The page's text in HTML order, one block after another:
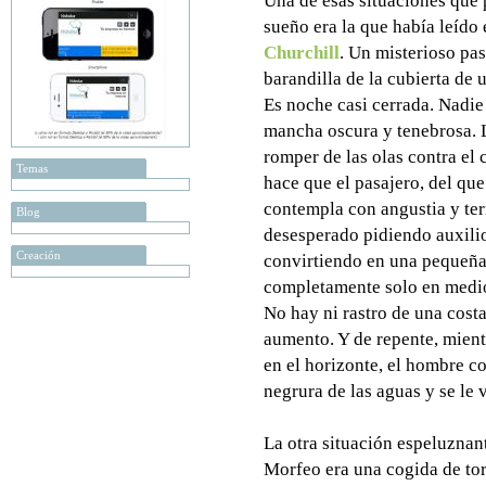
Temas
Blog
Creación
sueño era la que había
Churchill. Un misterioso
barandilla de la cubierta de
Es noche casi cerrada.
mancha oscura y tenebrosa.
romper de las olas contra el
hace que el pasajero, del
contempla con angustia y
desesperado pidiendo
convirtiendo en una
completamente solo en
No hay ni rastro de una
aumento. Y de repente,
en el horizonte, el hombre
negrura de las aguas y se le
La otra situación
Morfeo era una cogida de